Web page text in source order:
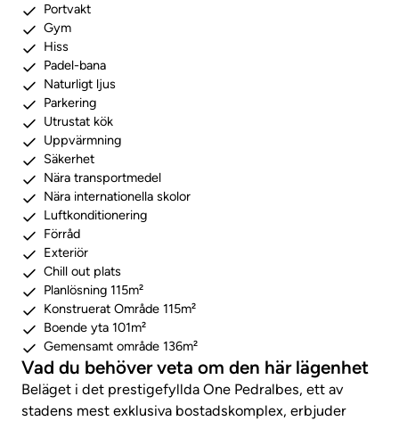
Portvakt
Gym
Hiss
Padel-bana
Naturligt ljus
Parkering
Utrustat kök
Uppvärmning
Säkerhet
Nära transportmedel
Nära internationella skolor
Luftkonditionering
Förråd
Exteriör
Chill out plats
Planlösning 115m²
Konstruerat Område 115m²
Boende yta 101m²
Gemensamt område 136m²
Vad du behöver veta om den här lägenhet
Beläget i det prestigefyllda One Pedralbes, ett av
stadens mest exklusiva bostadskomplex, erbjuder